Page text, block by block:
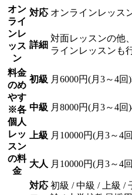
オン
ライ
ンレ
ッス
ン
対応 オンラインレッス
詳細
対面レッスンの他
ラインレッスンも
料金
のめ
やす
※各
個人
レッ
スン
の料
金
初級 月6000円(月3～4回
中級 月8000円(月3～4回
上級 月10000円(月3～4
大人 月10000円(月3～4
対応 初級 / 中級 / 上級 /